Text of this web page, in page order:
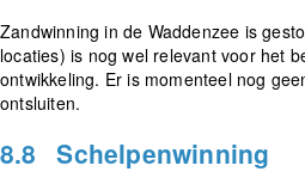
Zandwinning in de Waddenzee is
locaties) is nog wel relevant voor het
ontwikkeling. Er is momenteel nog
ontsluiten.
8.8 Schelpenwinning